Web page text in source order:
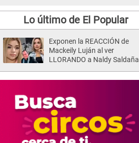
Lo último de El Popular
Exponen la REACCIÓN de
Mackeily Luján al ver
LLORANDO a Naldy Saldaña